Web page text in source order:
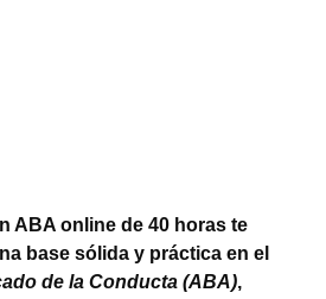
ABA online de 40 horaste
base sólida y práctica en el
de la Conducta (ABA),